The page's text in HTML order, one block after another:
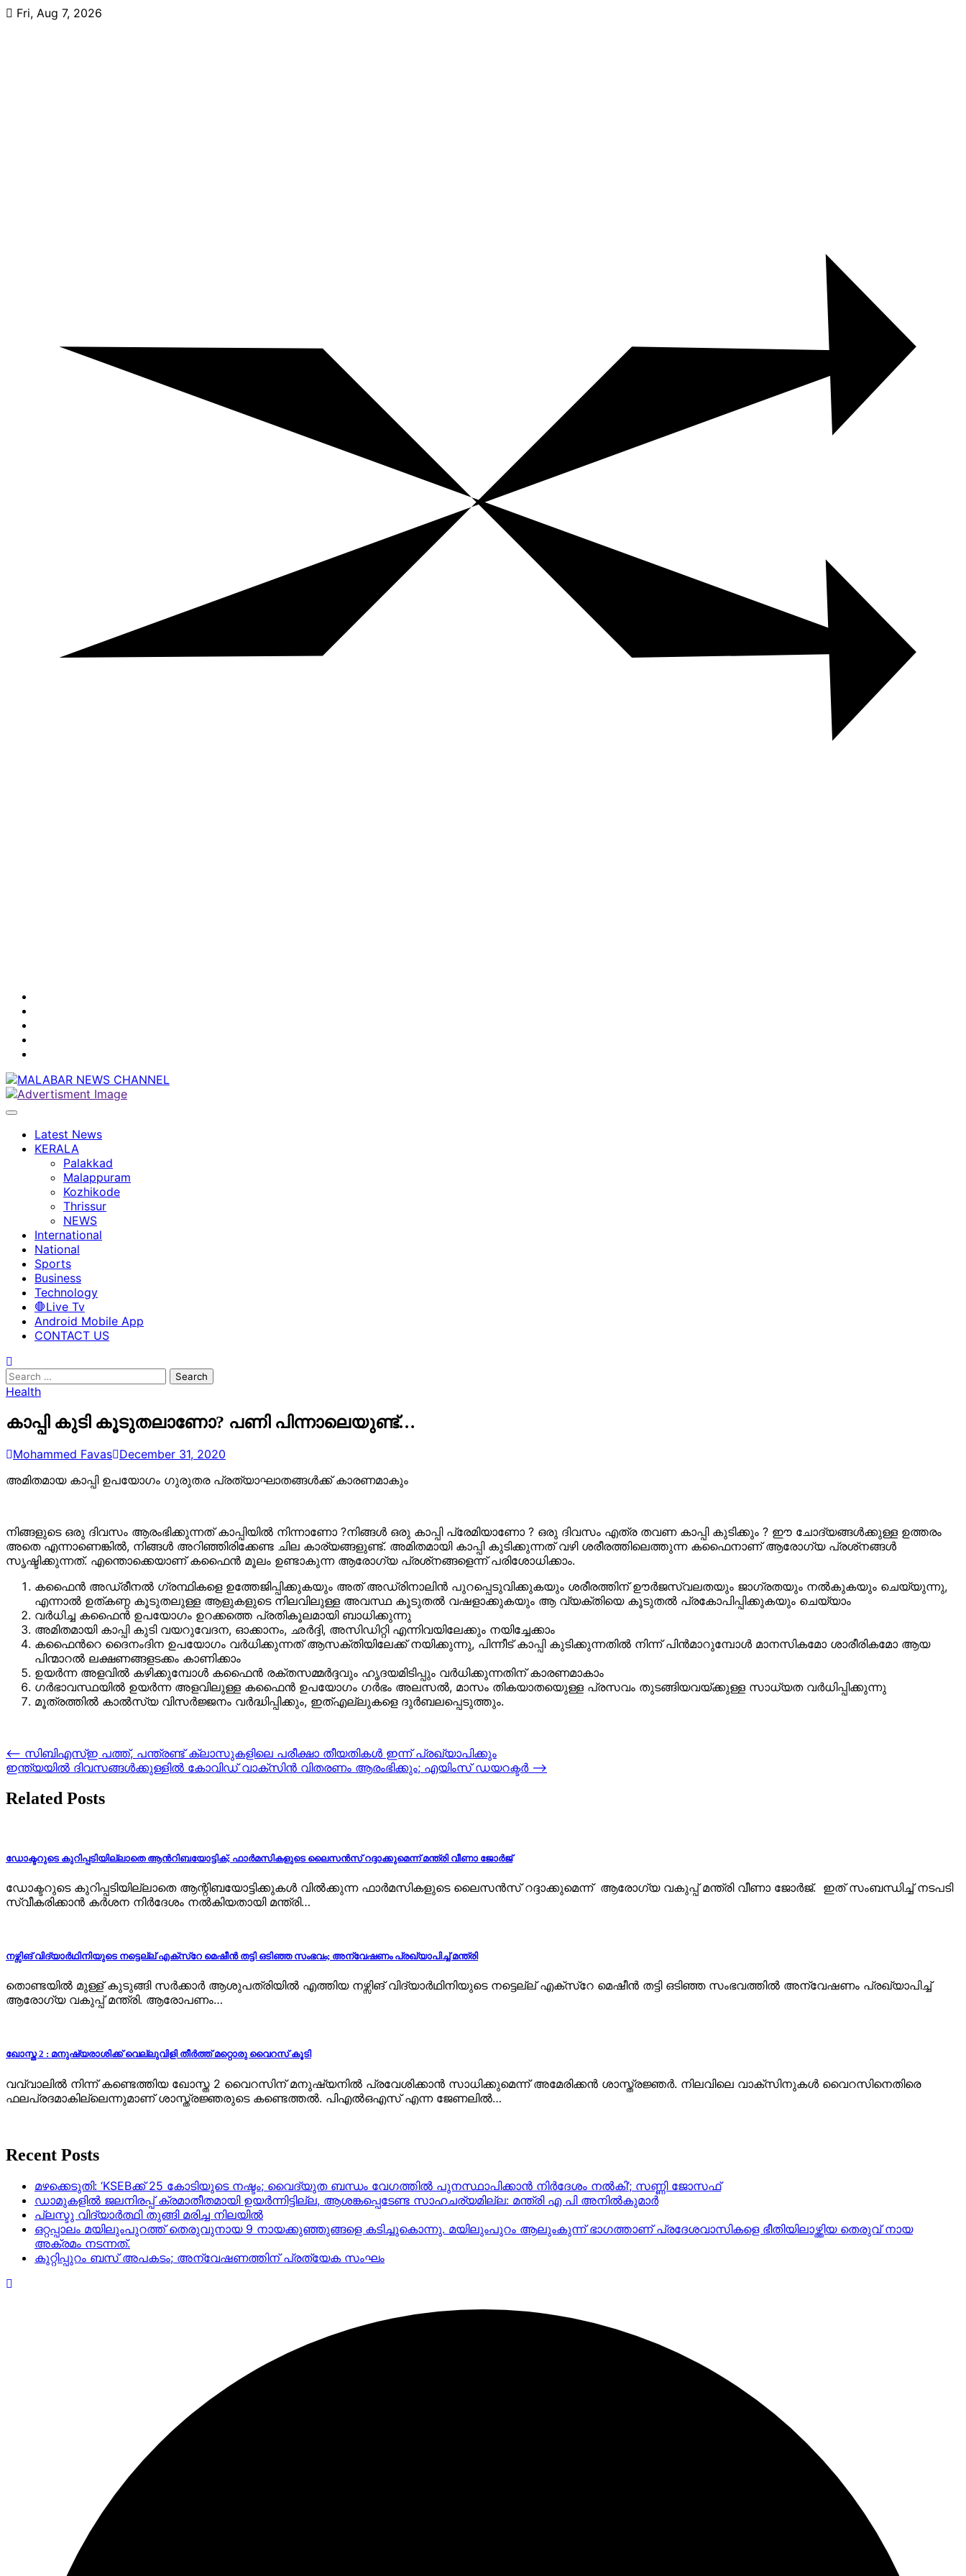
SkipFri, Aug 7, 2026
Latest News
KERALA
Palakkad
Malappuram
Kozhikode
Thrissur
NEWS
International
National
Sports
Business
Technology
🛑Live Tv
Android Mobile App
CONTACT US
Search
for:
Health
കാപ്പി കുടി കൂടുതലാണോ? പണി പിന്നാലെയുണ്ട്…
Mohammed Favas December 31, 2020
അമിതമായ കാപ്പി ഉപയോഗം ഗുരുതര പ്രത്യാഘാതങ്ങള്‍ക്ക് കാരണമാകും
നിങ്ങളുടെ ഒരു ദിവസം ആരംഭിക്കുന്നത് കാപ്പിയില്‍ നിന്നാണോ ?നിങ്ങള്‍ ഒരു കാപ്പി പ്രേമിയാണോ ? ഒരു ദിവസം എത്ര തവണ കാപ്പി കുടിക്കും ? ഈ ചോദ്യങ്ങള്‍ക്കുള്ള ഉത്തരം
അതെ എന്നാണെങ്കില്‍, നിങ്ങള്‍ അറിഞ്ഞിരിക്കേണ്ട ചില കാര്യങ്ങളുണ്ട്. അമിതമായി കാപ്പി കുടിക്കുന്നത് വഴി ശരീരത്തിലെത്തുന്ന കഫൈനാണ് ആരോഗ്യ പ്രശ്‌നങ്ങള്‍
സൃഷ്ടിക്കുന്നത്. എന്തൊക്കെയാണ് കഫൈന്‍ മൂലം ഉണ്ടാകുന്ന ആരോഗ്യ പ്രശ്‌നങ്ങളെന്ന് പരിശോധിക്കാം.
കഫൈന്‍ അഡ്രീനല്‍ ഗ്രന്ഥികളെ ഉത്തേജിപ്പിക്കുകയും അത് അഡ്രിനാലിന്‍ പുറപ്പെടുവിക്കുകയും ശരീരത്തിന് ഊര്‍ജസ്വലതയും ജാഗ്രതയും നല്‍കുകയും ചെയ്യുന്നു,
എന്നാല്‍ ഉത്കണ്ഠ കൂടുതലുള്ള ആളുകളുടെ നിലവിലുള്ള അവസ്ഥ കൂടുതല്‍ വഷളാക്കുകയും ആ വ്യക്തിയെ കൂടുതല്‍ പ്രകോപിപ്പിക്കുകയും ചെയ്യാം
വര്‍ധിച്ച കഫൈന്‍ ഉപയോഗം ഉറക്കത്തെ പ്രതികൂലമായി ബാധിക്കുന്നു
അമിതമായി കാപ്പി കുടി വയറുവേദന, ഓക്കാനം, ഛര്‍ദ്ദി, അസിഡിറ്റി എന്നിവയിലേക്കും നയിച്ചേക്കാം
കഫൈന്‍റെ ദൈനംദിന ഉപയോഗം വര്‍ധിക്കുന്നത് ആസക്തിയിലേക്ക് നയിക്കുന്നു, പിന്നീട് കാപ്പി കുടിക്കുന്നതില്‍ നിന്ന് പിന്‍മാറുമ്പോള്‍ മാനസികമോ ശാരീരികമോ ആയ
പിന്മാറല്‍ ലക്ഷണങ്ങളടക്കം കാണിക്കാം
ഉയര്‍ന്ന അളവില്‍ കഴിക്കുമ്പോള്‍ കഫൈന്‍ രക്തസമ്മര്‍ദ്ദവും ഹൃദയമിടിപ്പും വര്‍ധിക്കുന്നതിന് കാരണമാകാം
ഗര്‍ഭാവസ്ഥയില്‍ ഉയര്‍ന്ന അളവിലുള്ള കഫൈന്‍ ഉപയോഗം ഗര്‍ഭം അലസല്‍, മാസം തികയാതയെുള്ള പ്രസവം തുടങ്ങിയവയ്ക്കുള്ള സാധ്യത വര്‍ധിപ്പിക്കുന്നു
മൂത്രത്തില്‍ കാല്‍സ്യ വിസര്‍ജ്ജനം വര്‍ദ്ധിപ്പിക്കും, ഇത്എല്ലുകളെ ദുര്‍ബലപ്പെടുത്തും.
Post
navigation
⟵ സിബിഎസ്ഇ പത്ത്, പന്ത്രണ്ട് ക്ലാസുകളിലെ പരീക്ഷാ തീയതികള്‍ ഇന്ന് പ്രഖ്യാപിക്കും
ഇന്ത്യയില്‍ ദിവസങ്ങള്‍ക്കുള്ളില്‍ കോവിഡ് വാക്‌സിന്‍ വിതരണം ആരംഭിക്കും; എയിംസ് ഡയറക്ടര്‍ ⟶
Related Posts
ഡോക്ടറുടെ കുറിപ്പടിയില്ലാതെ ആന്‍റിബയോട്ടിക്; ഫാര്‍മസികളുടെ ലൈസന്‍സ് റദ്ദാക്കുമെന്ന് മന്ത്രി വീണാ ജോര്‍ജ്
ഡോക്ടറുടെ കുറിപ്പടിയില്ലാതെ ആന്റിബയോട്ടിക്കുകള്‍ വില്‍ക്കുന്ന ഫാര്‍മസികളുടെ ലൈസന്‍സ് റദ്ദാക്കുമെന്ന് ആരോഗ്യ വകുപ്പ് മന്ത്രി വീണാ ജോര്‍ജ്. ഇത് സംബന്ധിച്ച് നടപടി
സ്വീകരിക്കാന്‍ കര്‍ശന നിര്‍ദേശം നല്‍കിയതായി മന്ത്രി…
നഴ്സിങ് വിദ്യാർഥിനിയുടെ നട്ടെല്ല് എക്സ്റേ മെഷീൻ തട്ടി ഒടിഞ്ഞ സംഭവം; അന്വേഷണം പ്രഖ്യാപിച്ച് മന്ത്രി
തൊണ്ടയിൽ മുള്ള് കുടുങ്ങി സർക്കാർ ആശുപത്രിയിൽ എത്തിയ നഴ്സിങ് വിദ്യാർഥിനിയുടെ നട്ടെല്ല് എക്സ്റേ മെഷീൻ തട്ടി ഒടിഞ്ഞ സംഭവത്തിൽ അന്വേഷണം പ്രഖ്യാപിച്ച്
ആരോഗ്യ വകുപ്പ് മന്ത്രി. ആരോപണം…
ഖോസ്ത 2 : മനുഷ്യരാശിക്ക് വെല്ലുവിളി തീർത്ത് മറ്റൊരു വൈറസ് കൂടി
വവ്വാലിൽ നിന്ന് കണ്ടെത്തിയ ഖോസ്ത 2 വൈറസിന് മനുഷ്യനിൽ പ്രവേശിക്കാൻ സാധിക്കുമെന്ന് അമേരിക്കൻ ശാസ്ത്രജ്ഞർ. നിലവിലെ വാക്‌സിനുകൾ വൈറസിനെതിരെ
ഫലപ്രദമാകില്ലെന്നുമാണ് ശാസ്ത്രജ്ഞരുടെ കണ്ടെത്തൽ. പിഎൽഒഎസ് എന്ന ജേണലിൽ…
Recent Posts
മഴക്കെടുതി: ‘KSEBക്ക് 25 കോടിയുടെ നഷ്ടം; വൈദ്യുത ബന്ധം വേഗത്തിൽ പുനസ്ഥാപിക്കാൻ നിർ​ദേശം നൽകി’; സണ്ണി ജോസഫ്
ഡാമുകളില്‍ ജലനിരപ്പ് ക്രമാതീതമായി ഉയര്‍ന്നിട്ടില്ല, ആശങ്കപ്പെടേണ്ട സാഹചര്യമില്ല: മന്ത്രി എ പി അനില്‍കുമാര്‍
പ്ലസ്ടു വിദ്യാർത്ഥി തുങ്ങി മരിച്ച നിലയിൽ
ഒറ്റപ്പാലം മയിലുംപുറത്ത് തെരുവുനായ 9 നായക്കുഞ്ഞുങ്ങളെ കടിച്ചുകൊന്നു. മയിലുംപുറം ആലുംകുന്ന് ഭാഗത്താണ് പ്രദേശവാസികളെ ഭീതിയിലാഴ്ത്തിയ തെരുവ് നായ
അക്രമം നടന്നത്.
കുറ്റിപ്പുറം ബസ് അപകടം; അന്വേഷണത്തിന് പ്രത്യേക സംഘം